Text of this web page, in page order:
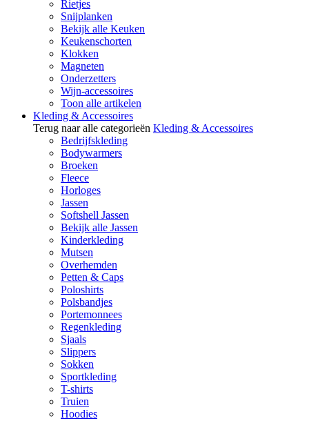
Rietjes
Snijplanken
Bekijk alle Keuken
Keukenschorten
Klokken
Magneten
Onderzetters
Wijn-accessoires
Toon alle artikelen
Kleding & Accessoires
Terug naar alle categorieën Kleding & Accessoires
Bedrijfskleding
Bodywarmers
Broeken
Fleece
Horloges
Jassen
Softshell Jassen
Bekijk alle Jassen
Kinderkleding
Mutsen
Overhemden
Petten & Caps
Poloshirts
Polsbandjes
Portemonnees
Regenkleding
Sjaals
Slippers
Sokken
Sportkleding
T-shirts
Truien
Hoodies